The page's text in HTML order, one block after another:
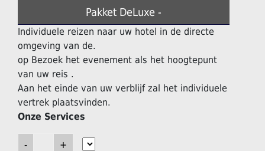
Pakket DeLuxe -
Individuele reizen naar uw hotel in de directe
omgeving van de.
op Bezoek het evenement als het hoogtepunt
van uw reis .
Aan het einde van uw verblijf zal het individuele
vertrek plaatsvinden.
Onze Services